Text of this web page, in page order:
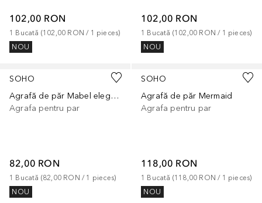
102,00 RON
1 Bucată (102,00 RON / 1 pieces)
NOU
102,00 RON
1 Bucată (102,00 RON / 1 pieces)
NOU
SOHO
Agrafă de păr Mabel elegantă
Agrafa pentru par
82,00 RON
1 Bucată (82,00 RON / 1 pieces)
NOU
SOHO
Agrafă de păr Mermaid
Agrafa pentru par
118,00 RON
1 Bucată (118,00 RON / 1 pieces)
NOU